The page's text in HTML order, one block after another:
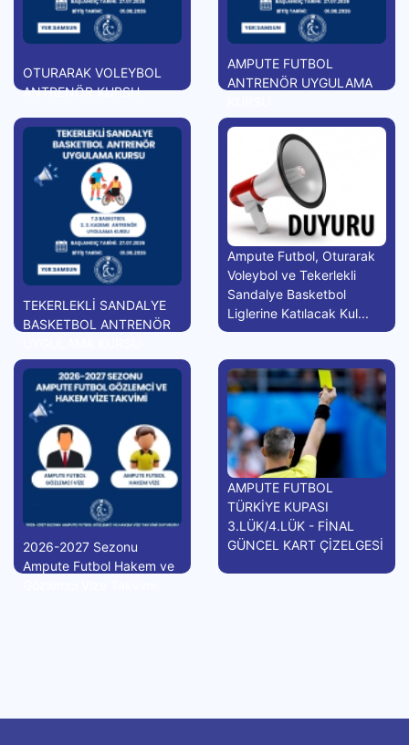
OTURARAK VOLEYBOL
ANTRENÖR KURSU
AMPUTE FUTBOL
ANTRENÖR UYGULAMA
TEKERLEKLİ SANDALYE
BASKETBOL ANTRENÖR
Ampute Futbol, Oturarak
Voleybol ve Tekerlekli
Sandalye Basketbol
Liglerine Katılacak Kul...
2026-2027 Sezonu
Ampute Futbol Hakem ve
AMPUTE FUTBOL
TÜRKİYE KUPASI
3.LÜK/4.LÜK - FİNAL
GÜNCEL KART ÇİZELGESİ